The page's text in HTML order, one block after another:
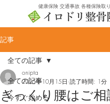
健康保険 交通事故 各種保険取
記事
全ての記事
今すぐ始める
全ての記事
ぎっくり腰はご
onipta
2025年10月15日 読了時間: 1分